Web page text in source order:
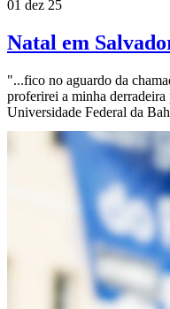
01 dez 25
Natal em
"...fico no aguardo da
proferirei a minha derradeira
Universidade Federal da